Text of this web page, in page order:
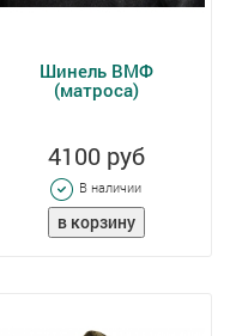
Шинель ВМФ
(матроса)
4100 руб
В наличии